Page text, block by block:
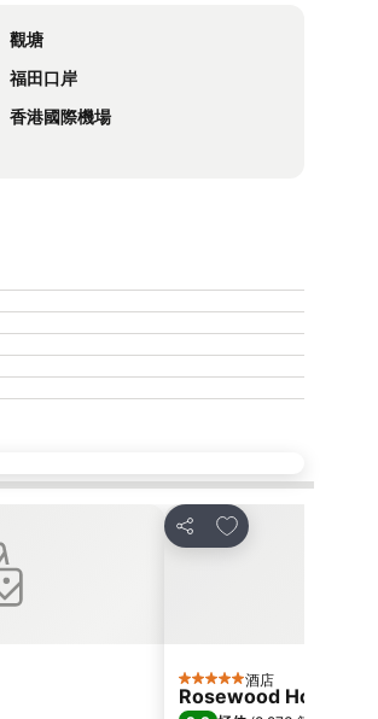
觀塘
福田口岸
香港國際機場
分享
放到收藏夾
5 星級 酒店
Rosewood Hong Kong